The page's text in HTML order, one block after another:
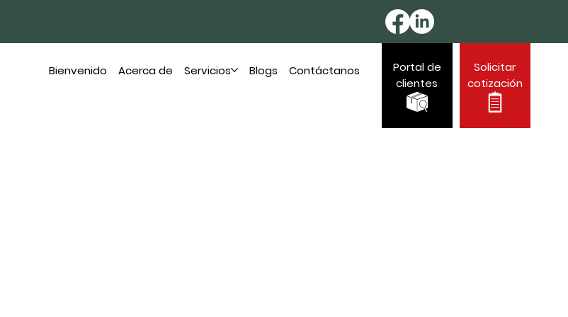
Bienvenido Acerca de Servicios Blogs Contáctanos
Portal de
clientes
Solicitar
cotización